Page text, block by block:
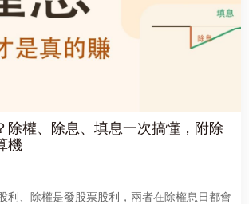
除權、除息、填息一次搞懂，附除
機
利、除權是發股票股利，兩者在除權息日都會